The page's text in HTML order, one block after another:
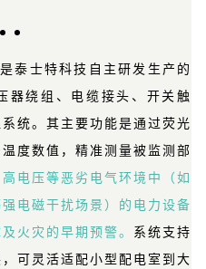
泰士特科技自主研发生产的
器绕组、电缆接头、开关触
统。其主要功能是通过荧光
度数值，精准测量被监测部
电压等恶劣电气环境中（如
电磁干扰场景）的电力设备
火灾的早期预警。 系统支持
可灵活适配小型配电室到大